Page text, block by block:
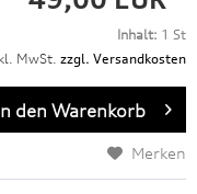
Inhalt: 1 St
MwSt. zzgl. Versandkosten
den Warenkorb
Merken